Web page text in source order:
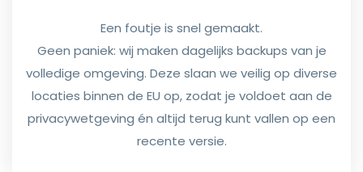
Een foutje is snel gemaakt.
Geen paniek: wij maken dagelijks backups van je
volledige omgeving. Deze slaan we veilig op diverse
locaties binnen de EU op, zodat je voldoet aan de
privacywetgeving én altijd terug kunt vallen op een
recente versie.